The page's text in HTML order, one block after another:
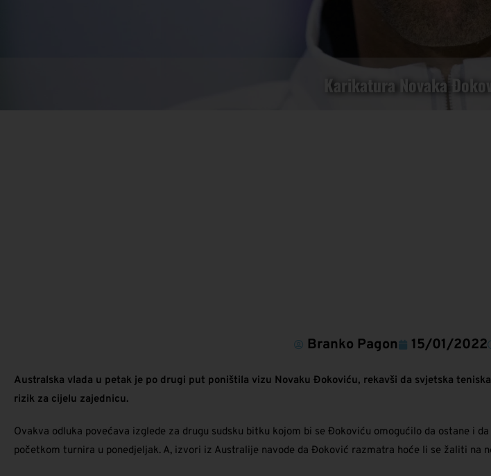
Karikatura Novaka
Branko Pagon 15/01/2022
Australska vlada u petak je po drugi put poništila vizu Novaku Đokoviću, rekavši da svjetska
rizik za cijelu zajednicu.
Ovakva odluka povećava izglede za drugu sudsku bitku kojom bi se Đokoviću omogućilo da ostane i
početkom turnira u ponedjeljak. A, izvori iz Australije navode da Đoković razmatra hoće li se žaliti na